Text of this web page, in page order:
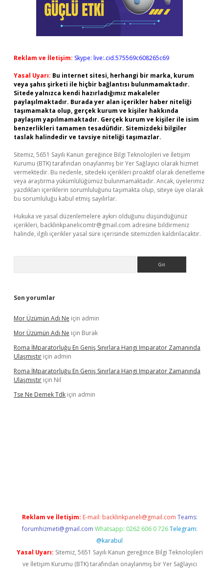
Reklam ve İletişim: Skype: live:.cid.575569c608265c69
Yasal Uyarı: Bu internet sitesi, herhangi bir marka, kurum
veya şahıs şirketi ile hiçbir bağlantısı bulunmamaktadır.
Sitede yalnızca kendi hazırladığımız makaleler
paylaşılmaktadır. Burada yer alan içerikler haber niteliği
taşımamakta olup, gerçek kurum ve kişiler hakkında
paylaşım yapılmamaktadır. Gerçek kurum ve kişiler ile isim
benzerlikleri tamamen tesadüfidir. Sitemizdeki bilgiler
taslak halindedir ve tavsiye niteliği taşımazlar.
Sitemiz, 5651 Sayılı Kanun gereğince Bilgi Teknolojileri ve İletişim
Kurumu (BTK) tarafından onaylanmış bir Yer Sağlayıcı olarak hizmet
vermektedir. Bu nedenle, sitedeki içerikleri proaktif olarak denetleme
veya araştırma yükümlülüğümüz bulunmamaktadır. Ancak, üyelerimiz
yazdıkları içeriklerin sorumluluğunu taşımakta olup, siteye üye olarak
bu sorumluluğu kabul etmiş sayılırlar.
Hukuka ve yasal düzenlemelere aykırı olduğunu düşündüğünüz
içerikleri, backlinkpanelicomtr@gmail.com adresine bildirmeniz
halinde, ilgili içerikler yasal süre içerisinde sitemizden kaldırılacaktır.
Son yorumlar
Mor Üzümün Adı Ne için admin
Mor Üzümün Adı Ne için Burak
Roma İMparatorluğu En Geniş Sınırlara Hangi Imparator Zamanında
Ulaşmıştır için admin
Roma İMparatorluğu En Geniş Sınırlara Hangi Imparator Zamanında
Ulaşmıştır için Nil
Tse Ne Demek Tdk için admin
Reklam ve İletişim: E-mail: backlinkpaneli@gmail.com Teams:
forumhizmeti@gmail.com Whatsapp: 0262 606 0 726 Telegram:
@karabul
Yasal Uyarı: Sitemiz, 5651 Sayılı Kanun gereğince Bilgi Teknolojileri
ve İletişim Kurumu (BTK) tarafından onaylanmış bir Yer Sağlayıcı